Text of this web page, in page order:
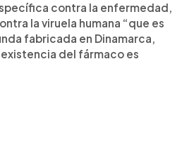
contra la enfermedad,
la viruela humana “que es
fabricada en Dinamarca,
del fármaco es